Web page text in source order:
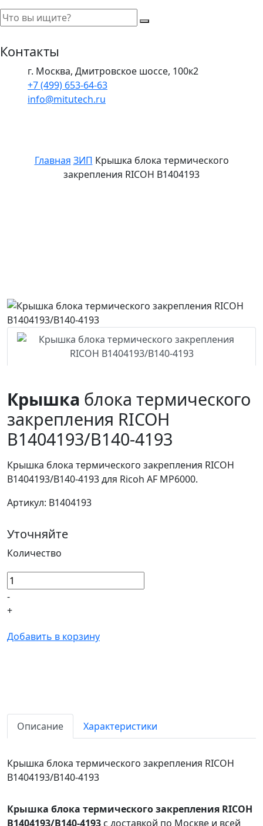
Контакты
г. Москва, Дмитровское шоссе, 100к2
+7 (499) 653-64-63
info@mitutech.ru
Главная ЗИП Крышка блока термического
закрепления RICOH B1404193
Крышка блока термического
закрепления RICOH
B1404193/B140-4193
Крышка блока термического закрепления RICOH
B1404193/B140-4193 для Ricoh AF MP6000.
Артикул: B1404193
Уточняйте
Количество
-
+
Добавить в корзину
Описание Характеристики
Крышка блока термического закрепления RICOH
B1404193/B140-4193
Крышка блока термического закрепления RICOH
B1404193/B140-4193 с доставкой по Москве и всей